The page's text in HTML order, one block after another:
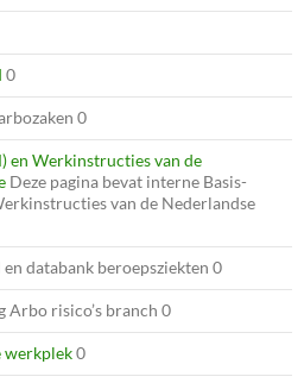
0
0
en Werkinstructies van de
Deze pagina bevat interne Basis-
van de Nederlandse
databank beroepsziekten 0
Arbo risico’s branch 0
werkplek0